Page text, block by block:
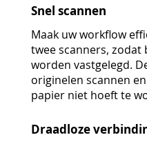
Snel scannen
Maak uw workflow
twee scanners,
worden vastgelegd.
originelen scannen
papier niet hoeft te
Draadloze